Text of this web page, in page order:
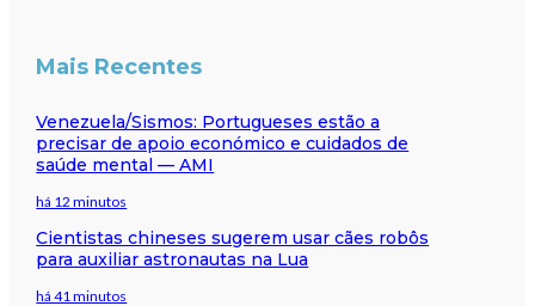
Mais Recentes
Venezuela/Sismos: Portugueses estão a
precisar de apoio económico e cuidados de
saúde mental — AMI
há 12 minutos
Cientistas chineses sugerem usar cães robôs
para auxiliar astronautas na Lua
há 41 minutos